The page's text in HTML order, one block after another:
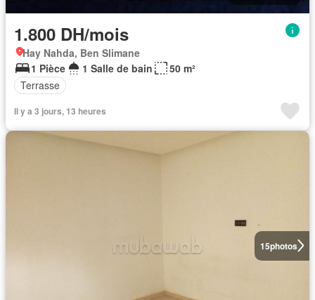
1.800 DH/mois
Hay Nahda, Ben Slimane
1 Pièce
1 Salle de bain
50 m²
Terrasse
Il y a 3 jours, 13 heures
15photos